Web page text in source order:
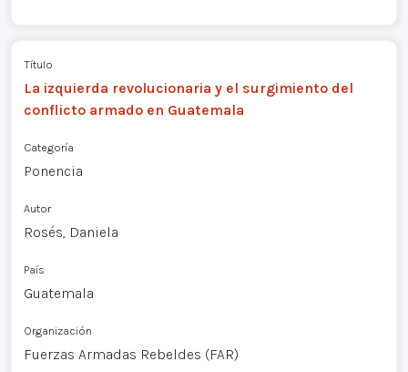
Título
La izquierda revolucionaria y el surgimiento del
conflicto armado en Guatemala
Categoría
Ponencia
Autor
Rosés, Daniela
País
Guatemala
Organización
Fuerzas Armadas Rebeldes (FAR)